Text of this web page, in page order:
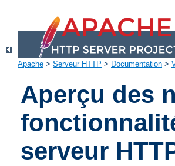
Apache > Serveur HTTP > Documentation >
Aperçu des
serveur